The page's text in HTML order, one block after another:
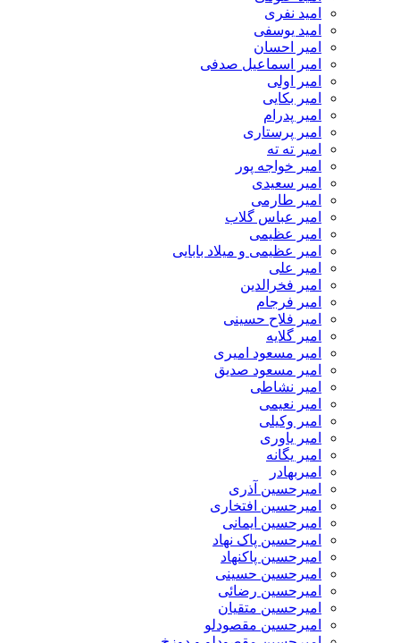
امید نفری
امید یوسفی
امیر احسان
امیر اسماعیل صدفی
امیر اولی
امیر بکایی
امیر پدرام
امیر پرستاری
امیر ته ته
امیر خواجه پور
امیر سعیدی
امیر طارمی
امیر عباس گلاب
امیر عظیمی
امیر عظیمی و میلاد بابایی
امیر علی
امیر فخرالدین
امیر فرجام
امیر فلاح حسینی
امیر گلایه
امیر مسعود امیری
امیر مسعود صدیق
امیر نشاطی
امیر نعیمی
امیر وکیلی
امیر یاوری
امیر یگانه
امیربهادر
امیرحسین آذری
امیرحسین افتخاری
امیرحسین ایمانی
امیرحسین پاک نهاد
امیرحسین پاکنهاد
امیرحسین حسینی
امیرحسین رضائی
امیرحسین متقیان
امیرحسین مقصودلو